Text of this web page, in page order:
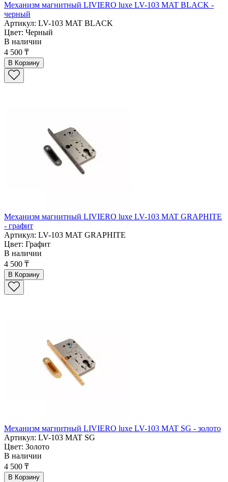
Механизм магнитный LIVIERO luxe LV-103 MAT BLACK -
черный
Артикул: LV-103 MAT BLACK
Цвет: Черный
В наличии
4 500 ₸
В Корзину
Механизм магнитный LIVIERO luxe LV-103 MAT GRAPHITE
- графит
Артикул: LV-103 MAT GRAPHITE
Цвет: Графит
В наличии
4 500 ₸
В Корзину
Механизм магнитный LIVIERO luxe LV-103 MAT SG - золото
Артикул: LV-103 MAT SG
Цвет: Золото
В наличии
4 500 ₸
В Корзину